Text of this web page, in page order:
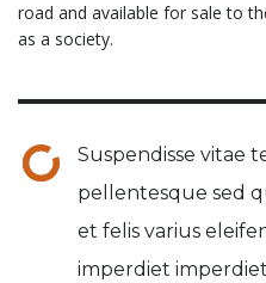
road and available for sale to
as a society.
Suspendisse vitae
pellentesque sed
et felis varius
imperdiet